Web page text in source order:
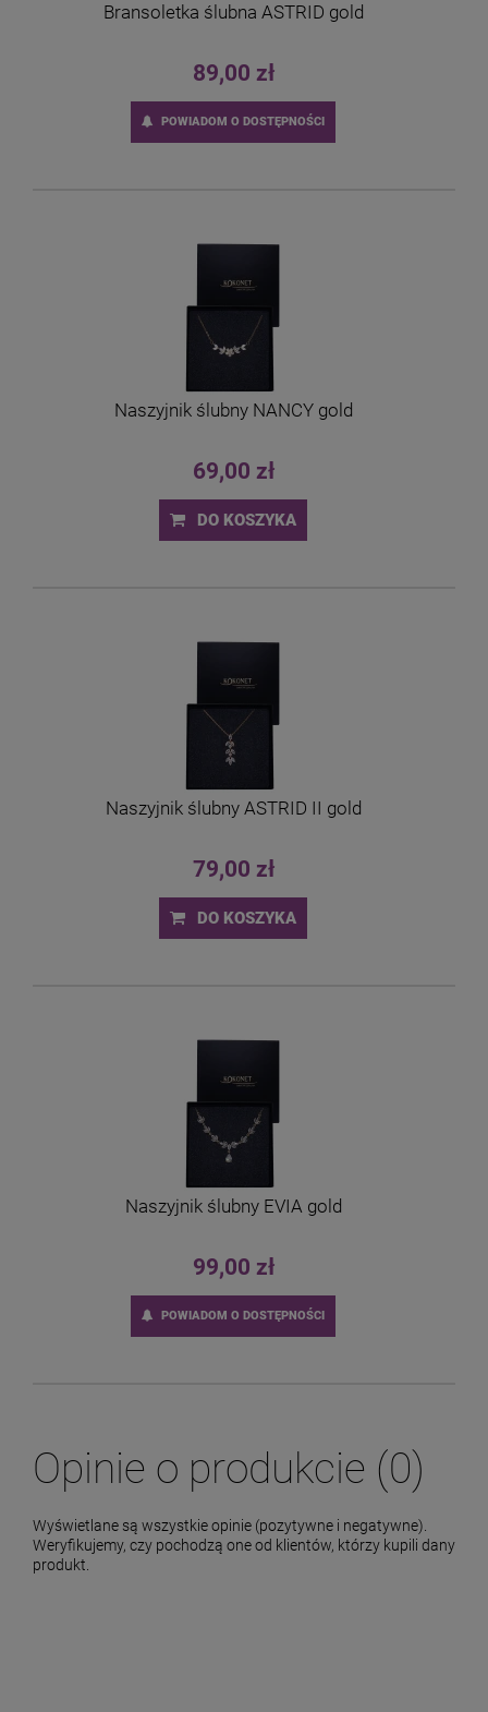
Bransoletka ślubna ASTRID gold
89,00 zł
POWIADOM O DOSTĘPNOŚCI
Naszyjnik ślubny NANCY gold
69,00 zł
DO KOSZYKA
Naszyjnik ślubny ASTRID II gold
79,00 zł
DO KOSZYKA
Naszyjnik ślubny EVIA gold
99,00 zł
POWIADOM O DOSTĘPNOŚCI
Opinie o produkcie (0)
Wyświetlane są wszystkie opinie (pozytywne i negatywne).
Weryfikujemy, czy pochodzą one od klientów, którzy kupili dany
produkt.